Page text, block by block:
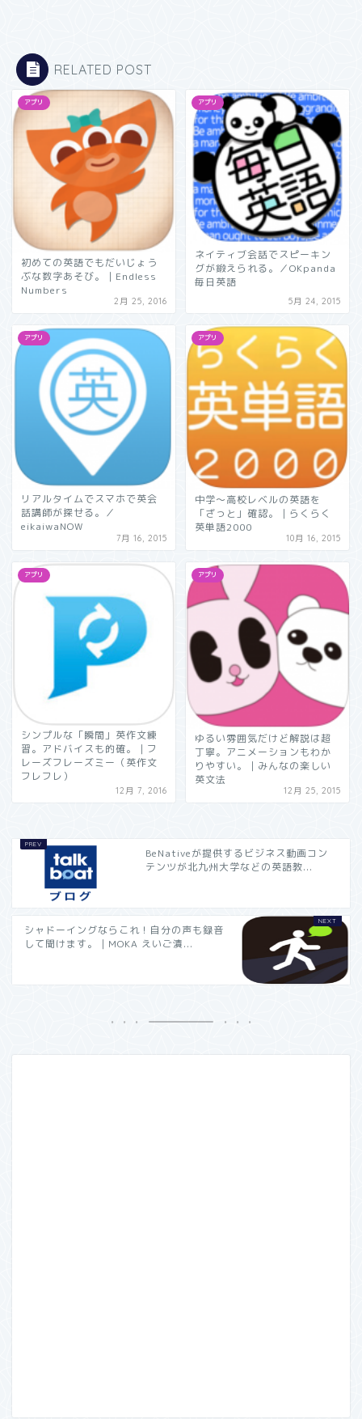
RELATED POST
アプリ
初めての英語でもだいじょう
ぶな数字あそび。｜Endless
Numbers
2月 25, 2016
アプリ
ネイティブ会話でスピーキン
グが鍛えられる。／OKpanda
毎日英語
5月 24, 2015
アプリ
リアルタイムでスマホで英会
話講師が探せる。／
eikaiwaNOW
7月 16, 2015
アプリ
中学〜高校レベルの英語を
「ざっと」確認。｜らくらく
英単語2000
10月 16, 2015
アプリ
シンプルな「瞬間」英作文練
習。アドバイスも的確。｜フ
レーズフレーズミー（英作文
フレフレ）
12月 7, 2016
アプリ
ゆるい雰囲気だけど解説は超
丁寧。アニメーションもわか
りやすい。｜みんなの楽しい
英文法
12月 25, 2015
BeNativeが提供するビジネス動画コン
テンツが北九州大学などの英語教...
シャドーイングならこれ！自分の声も録音
して聞けます。｜MOKA えいご漬...